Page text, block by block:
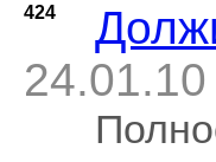
424